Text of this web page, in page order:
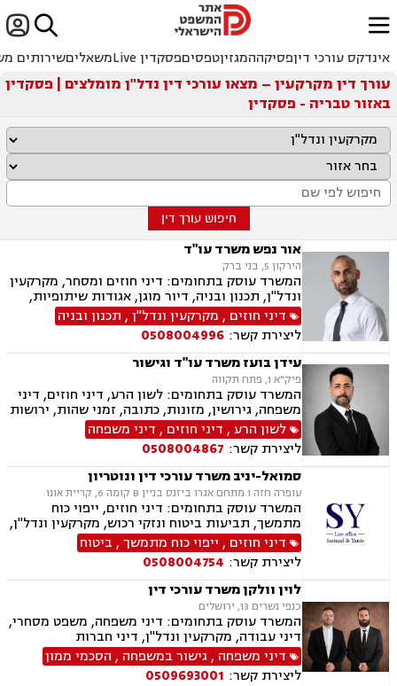

ﱐ
אינדקס עורכי דיןפסיקההמגזיןטפסיםפסקדין Live משאליםשירותים
עורך דין מקרקעין – מצאו עורכי דין נדל"ן מומלצים | פסקדין
באזור טבריה - פסקדין
חיפוש עורך דין
אור נפש משרד עו"ד
הירקון 5, בני ברק
המשרד עוסק בתחומים: דיני חוזים ומסחר, מקרקעין
ונדל"ן, תכנון ובניה, דיור מוגן, אגודות שיתופיות,
ליקויי בנייה מושבים וקיבוצים, פינוי בינוי, קבוצות
רכישה, עסקאות מכר דירה, פינוי מושכר, הפקעת
קרקעות, מגרשים לבניה דיירות מוגנת, נחלות
ומשקים במושבים, רשות מקרקעי ישראל, צווי
הריסה, רישום קבלנים, בתים משותפים נדל"ן
ביהודה ושומרון, דיני תאגידים, אזרחי מסחרי, נזקי
רכוש.
דיני חוזים , מקרקעין ונדל"ן, תכנון ובניה
ליצירת קשר: 0508004996
עידן בועז משרד עו"ד וגישור
פיק"א 1, פתח תקווה
המשרד עוסק בתחומים: לשון הרע, דיני חוזים, דיני
משפחה, גירושין, מזונות, כתובה, זמני שהות, ירושות
וצוואת, הסכמי ממון, ייפוי כוח מתמשך, חלוקת רכוש,
ידועים בציבור, אפוטרופסות, צווי הרחקה, הגנת
הפרטיות, פינוי מושכר, מקרקעין ונדל"ן, עסקאות
מכר דירה.
לשון הרע , דיני חוזים , דיני משפחה
ליצירת קשר: 0508004867
סמואל-יניב משרד עורכי דין ונוטריון
עופרה חזה 1 מתחם אגרו ביזנס בניין B קומה 6, קריית אונו
המשרד עוסק בתחומים: דיני חוזים, ייפוי כוח
מתמשך, תביעות ביטוח ונזקי רכוש, מקרקעין ונדל"ן,
תמ"א 38, לשון הרע, ירושות וצוואות, מושבים
וקיבוצים, קבוצות רכישה, ליקוי בניה, פינוי בינוי,
פינוי מושכר, עסקאות מכר דירה, מגרשים לבניה,
נחלות ומשקים במושבים, רשות מקרקעי ישראל,
העברה בין דורית, בן ממשיך, נזקי גוף ותאונות,
תאונות דרכים, תאונות עבודה, תאונות תלמידים,
אובדן כושר עבודה, תאונות עקב רשלנות.
דיני חוזים , ייפוי כוח מתמשך, ביטוח
ליצירת קשר: 0508004754
לוין וולקן משרד עורכי דין
כנפי נשרים 13, ירושלים
המשרד עוסק בתחומים: דיני משפחה, משפט מסחרי,
דיני עבודה, מקרקעין ונדל"ן, דיני חברות
דיני משפחה ,גישור במשפחה , הסכמי ממון
ליצירת קשר: 0509693001